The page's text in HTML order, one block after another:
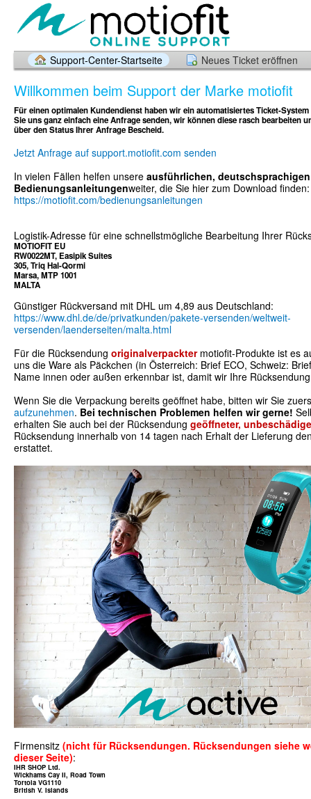
Support-Center-Startseite Neues Ticket eröffnen
Willkommen beim Support der Marke motiofit
Für einen optimalen Kundendienst haben wir ein automatisiertes Ticket-
Sie uns ganz einfach eine Anfrage senden, wir können diese rasch bearbeiten
über den Status Ihrer Anfrage Bescheid.
Jetzt Anfrage auf support.motiofit.com senden
In vielen Fällen helfen unsere ausführlichen, deutschsprachigen
Bedienungsanleitungenweiter, die Sie hier zum Download finden:
https://motiofit.com/bedienungsanleitungen
Logistik-Adresse für eine schnellstmögliche Bearbeitung Ihrer
MOTIOFIT EU
RW0022MT, Easipik Suites
305, Triq Hal-Qormi
Marsa, MTP 1001
MALTA
Günstiger Rückversand mit DHL um 4,89 aus Deutschland:
https://www.dhl.de/de/privatkunden/pakete-versenden/weltweit-
versenden/laenderseiten/malta.html
Für die Rücksendung originalverpacktermotiofit-Produkte ist es
uns die Ware als Päckchen (in Österreich: Brief ECO, Schweiz:
Name innen oder außen erkennbar ist, damit wir Ihre
Wenn Sie die Verpackung bereits geöffnet habe, bitten wir Sie
aufzunehmen. Bei technischen Problemen helfen wir gerne!
erhalten Sie auch bei der Rücksendung geöffneter,
Rücksendung innerhalb von 14 tagen nach Erhalt der Lieferung
erstattet.
Firmensitz (nicht für Rücksendungen. Rücksendungen siehe
dieser Seite):
IHR SHOP Ltd.
Wickhams Cay II, Road Town
Tortola VG1110
British V. Islands